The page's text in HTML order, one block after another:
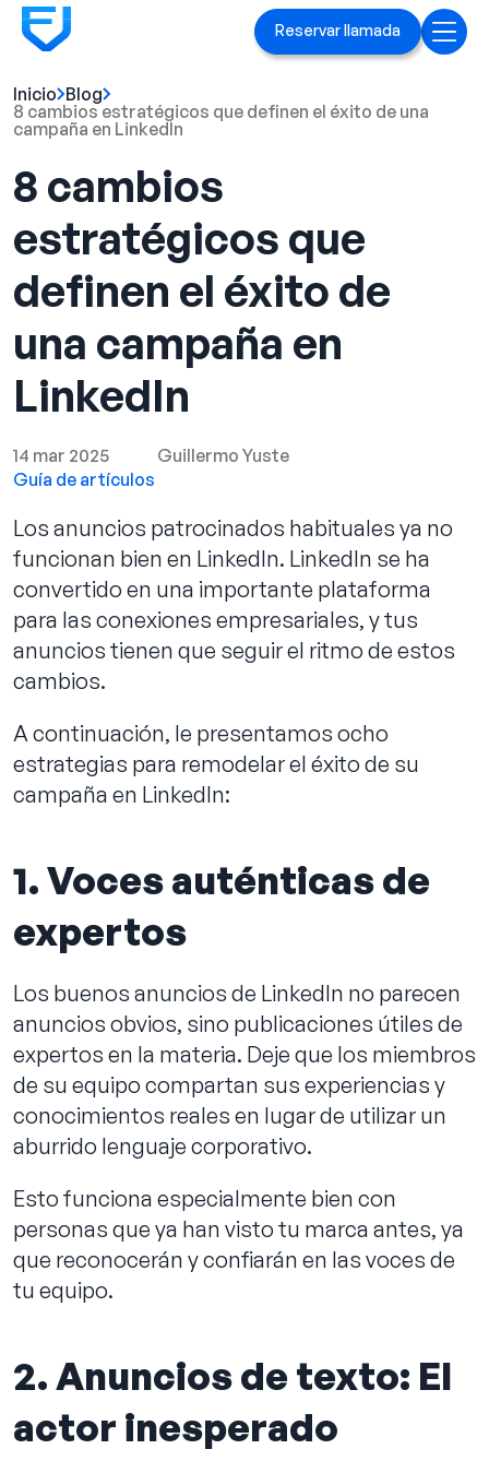
Reservar llamada
Inicio
Servicios
Anuncios en Linked[ln]
Marca ejecutiva
Blog
Playbook
Casos prácticos
Reservar llamada
Inicio Blog
8 cambios estratégicos que definen el éxito de una
campaña en LinkedIn
8 cambios
estratégicos que
definen el éxito de
una campaña en
LinkedIn
14 mar 2025
Guillermo Yuste
Guía de artículos
Los anuncios patrocinados habituales ya no
funcionan bien en LinkedIn. LinkedIn se ha
convertido en una importante plataforma
para las conexiones empresariales, y tus
anuncios tienen que seguir el ritmo de estos
cambios.
A continuación, le presentamos ocho
estrategias para remodelar el éxito de su
campaña en LinkedIn:
1. Voces auténticas de
expertos
Los buenos anuncios de LinkedIn no parecen
anuncios obvios, sino publicaciones útiles de
expertos en la materia. Deje que los miembros
de su equipo compartan sus experiencias y
conocimientos reales en lugar de utilizar un
aburrido lenguaje corporativo.
Esto funciona especialmente bien con
personas que ya han visto tu marca antes, ya
que reconocerán y confiarán en las voces de
tu equipo.
2. Anuncios de texto: El
actor inesperado